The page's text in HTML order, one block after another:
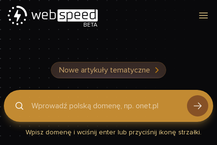
BETA
Nowe artykuły tematyczne
Podaj domenę, by sprawdzić, czy Twoja strona jest szybka
Wpisz domenę i wciśnij enter lub przyciśnij ikonę strzałki.